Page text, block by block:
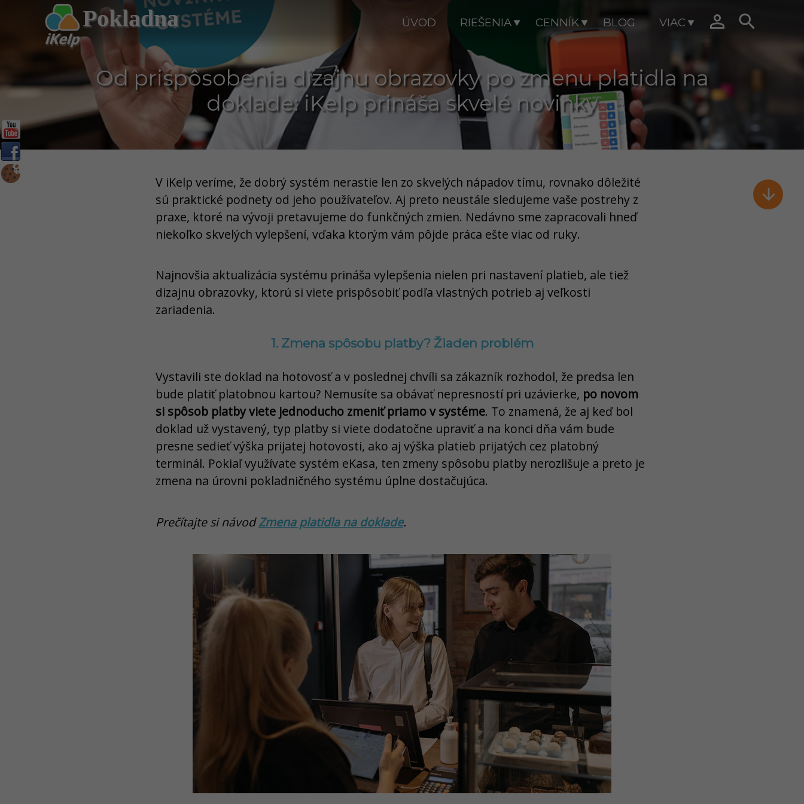
Pokladna ÚVOD RIEŠENIA CENNÍK BLOG VIAC  

Od prispôsobenia dizajnu obrazovky po zmenu platidla na
doklade: iKelp prináša skvelé novinky
V iKelp veríme, že dobrý systém nerastie len zo skvelých nápadov tímu, rovnako dôležité
sú praktické podnety od jeho používateľov. Aj preto neustále sledujeme vaše postrehy z
praxe, ktoré na vývoji pretavujeme do funkčných zmien. Nedávno sme zapracovali hneď
niekoľko skvelých vylepšení, vďaka ktorým vám pôjde práca ešte viac od ruky.
Najnovšia aktualizácia systému prináša vylepšenia nielen pri nastavení platieb, ale tiež
dizajnu obrazovky, ktorú si viete prispôsobiť podľa vlastných potrieb aj veľkosti
zariadenia.
1. Zmena spôsobu platby? Žiaden problém
Vystavili ste doklad na hotovosť a v poslednej chvíli sa zákazník rozhodol, že predsa len
bude platiť platobnou kartou? Nemusíte sa obávať nepresností pri uzávierke, po novom
si spôsob platby viete jednoducho zmeniť priamo v systéme. To znamená, že aj keď bol
doklad už vystavený, typ platby si viete dodatočne upraviť a na konci dňa vám bude
presne sedieť výška prijatej hotovosti, ako aj výška platieb prijatých cez platobný
terminál. Pokiaľ využívate systém eKasa, ten zmeny spôsobu platby nerozlišuje a preto je
zmena na úrovni pokladničného systému úplne dostačujúca.
Prečítajte si návodZmena platidla na doklade.